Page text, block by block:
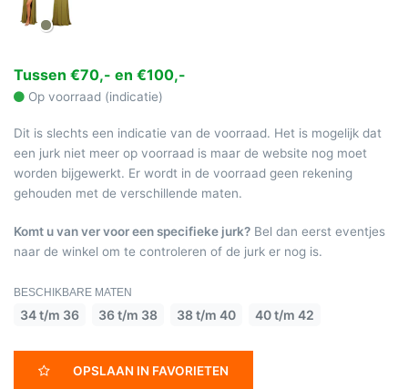
Tussen €70,- en €100,-
Op voorraad (indicatie)
Dit is slechts een indicatie van de voorraad. Het is mogelijk dat
een jurk niet meer op voorraad is maar de website nog moet
worden bijgewerkt. Er wordt in de voorraad geen rekening
gehouden met de verschillende maten.
Komt u van ver voor een specifieke jurk? Bel dan eerst eventjes
naar de winkel om te controleren of de jurk er nog is.
BESCHIKBARE MATEN
34 t/m 36 36 t/m 38 38 t/m 40 40 t/m 42
OPSLAAN IN FAVORIETEN